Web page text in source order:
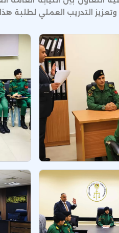
وتعزيز التدريب العملي لطلبة